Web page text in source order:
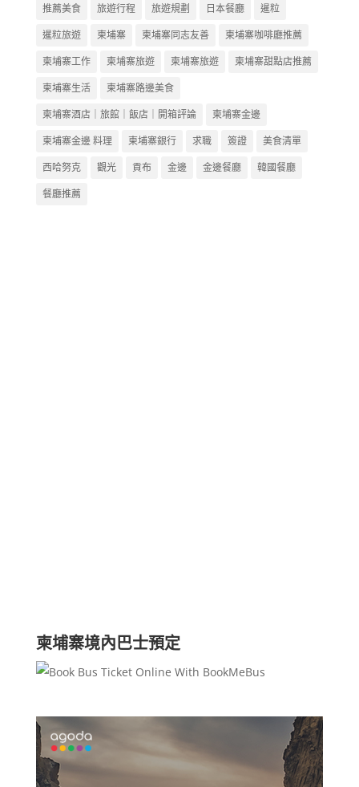
推薦美食
旅遊行程 旅遊規劃 日本餐廳
暹粒
暹粒旅遊
柬埔寨 柬埔寨同志友善
柬埔寨咖啡廳推薦
柬埔寨工作
柬埔寨旅遊 柬埔寨旅遊
柬埔寨甜點店推薦
柬埔寨生活
柬埔寨路邊美食
柬埔寨酒店｜旅館｜飯店｜開箱評論
柬埔寨金邊
柬埔寨金邊 料理
柬埔寨銀行 求職 簽證
美食清單
西哈努克
觀光 貢布 金邊 金邊餐廳
韓國餐廳
餐廳推薦
柬埔寨境內巴士預定